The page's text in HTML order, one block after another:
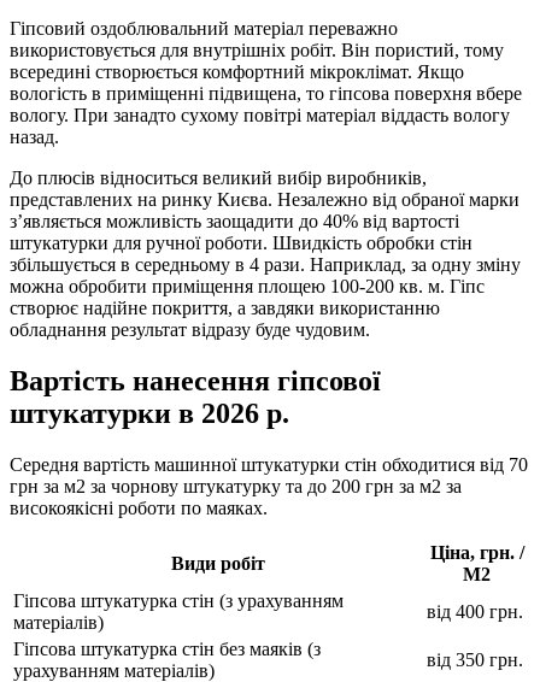
Гіпсовий оздоблювальний матеріал переважно
використовується для внутрішніх робіт. Він пористий, тому
всередині створюється комфортний мікроклімат. Якщо
вологість в приміщенні підвищена, то гіпсова поверхня вбере
вологу. При занадто сухому повітрі матеріал віддасть вологу
назад.
До плюсів відноситься великий вибір виробників,
представлених на ринку Києва. Незалежно від обраної марки
з’являється можливість заощадити до 40% від вартості
штукатурки для ручної роботи. Швидкість обробки стін
збільшується в середньому в 4 рази. Наприклад, за одну зміну
можна обробити приміщення площею 100-200 кв. м. Гіпс
створює надійне покриття, а завдяки використанню
обладнання результат відразу буде чудовим.
Вартість нанесення гіпсової
штукатурки в 2026 р.
Середня вартість машинної штукатурки стін обходитися від 70
грн за м2 за чорнову штукатурку та до 200 грн за м2 за
високоякісні роботи по маяках.
Види робіт
Ціна, грн. /
М2
Гіпсова штукатурка стін (з урахуванням
матеріалів)
від 400 грн.
Гіпсова штукатурка стін без маяків (з
урахуванням матеріалів)
від 350 грн.